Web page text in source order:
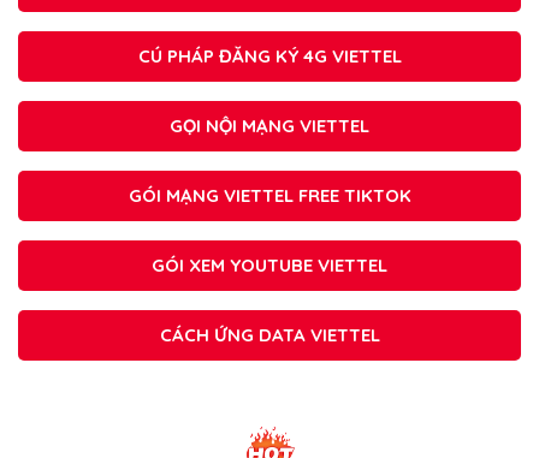
CÚ PHÁP ĐĂNG KÝ 4G VIETTEL
GỌI NỘI MẠNG VIETTEL
GÓI MẠNG VIETTEL FREE TIKTOK
GÓI XEM YOUTUBE VIETTEL
CÁCH ỨNG DATA VIETTEL